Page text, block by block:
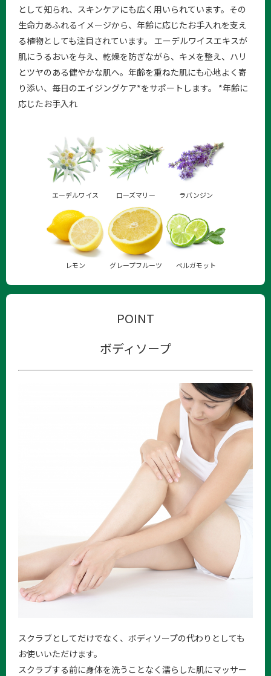
として知られ、スキンケアにも広く用いられています。その
生命力あふれるイメージから、年齢に応じたお手入れを支え
る植物としても注目されています。 エーデルワイスエキスが
肌にうるおいを与え、乾燥を防ぎながら、キメを整え、ハリ
とツヤのある健やかな肌へ。年齢を重ねた肌にも心地よく寄
り添い、毎日のエイジングケア*をサポートします。 *年齢に
応じたお手入れ
エーデルワイス ローズマリー ラバンジン
レモン グレープフルーツ ベルガモット
POINT
ボディソープ
スクラブとしてだけでなく、ボディソープの代わりとしても
お使いいただけます。
スクラブする前に身体を洗うことなく濡らした肌にマッサー